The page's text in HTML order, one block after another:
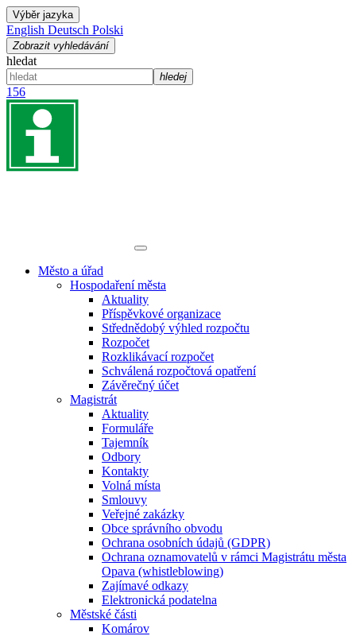
Výběr jazyka
English Deutsch Polski
Zobrazit vyhledávání
hledat
hledej
156
Město a úřad
Hospodaření města
Aktuality
Příspěvkové organizace
Střednědobý výhled rozpočtu
Rozpočet
Rozklikávací rozpočet
Schválená rozpočtová opatření
Závěrečný účet
Magistrát
Aktuality
Formuláře
Tajemník
Odbory
Kontakty
Volná místa
Smlouvy
Veřejné zakázky
Obce správního obvodu
Ochrana osobních údajů (GDPR)
Ochrana oznamovatelů v rámci Magistrátu města
Opava (whistleblowing)
Zajímavé odkazy
Elektronická podatelna
Městské části
Komárov